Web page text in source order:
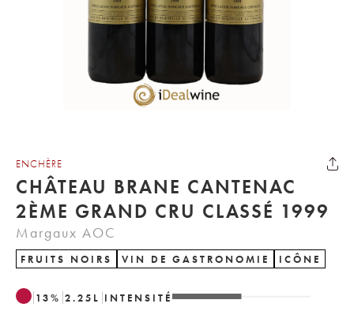
ENCHÈRE
CHÂTEAU BRANE CANTENAC
2ÈME GRAND CRU CLASSÉ 1999
Margaux AOC
FRUITS NOIRS VIN DE GASTRONOMIE ICÔNE
13% 2.25 L INTENSITÉ